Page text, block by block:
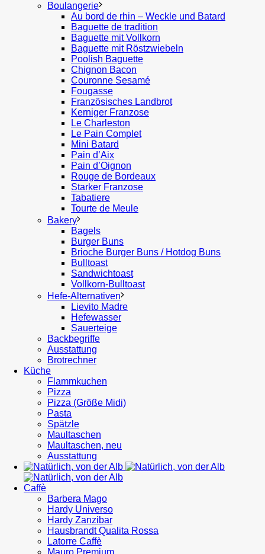
Boulangerie
Au bord de rhin – Weckle und Batard
Baguette de tradition
Baguette mit Vollkorn
Baguette mit Röstzwiebeln
Poolish Baguette
Chignon Bacon
Couronne Sesamé
Fougasse
Französisches Landbrot
Kerniger Franzose
Le Charleston
Le Pain Complet
Mini Batard
Pain d’Aix
Pain d’Oignon
Rouge de Bordeaux
Starker Franzose
Tabatiere
Tourte de Meule
Bakery
Bagels
Burger Buns
Brioche Burger Buns / Hotdog Buns
Bulltoast
Sandwichtoast
Vollkorn-Bulltoast
Hefe-Alternativen
Lievito Madre
Hefewasser
Sauerteige
Backbegriffe
Ausstattung
Brotrechner
Küche
Flammkuchen
Pizza
Pizza (Größe Midi)
Pasta
Spätzle
Maultaschen
Maultaschen, neu
Ausstattung
Caffè
Barbera Mago
Hardy Universo
Hardy Zanzibar
Hausbrandt Qualita Rossa
Latorre Caffè
Mauro Premium